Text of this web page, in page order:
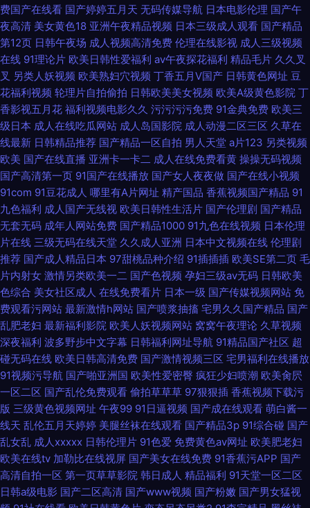
费国产在线看 国产婷婷五月天 无码传媒导航 日本电影伦理 国产午
夜高清 美女黄色18 亚洲午夜精品视频 日本三级成人观看 国产精品
第12页 日韩午夜场 成人视频高清免费 伦理在线影视 成人三级视频
在线 91理论片 欧美日韩性爱福利 av午夜探花福利 精品毛片 久久叉
叉 另类人妖视频 欧美熟妇穴视频 丁香五月V国产 日韩黄色网址 豆
花福利视频 轮理片自拍偷拍 日韩欧美美女视频 欧美A级黄色影院 丁
香影视五月花 福利视频电影久久 污污污污免费 91金典免费 欧美三
级日本 成人在线吃瓜网站 成人岛国影院 成人动漫二区三区 久草在
线最新 日韩精品推荐 国产精品一区自拍 男人天堂 a片123 另类视频
欧美 国产在线直播 亚洲卡一卡二 成人在线免费看黄 操操无码视频
国产高清第一页 91国产在线播放 国产女人夜夜做 国产在线小视频
91com 91豆花成人 哪里有A片网址 精产国品 香蕉视频国产精品 91
九色福利 成人国产无线视 欧美日韩性生活片 国产伦理剧 国产精品
无套无码 成年人网站免费 国产精品1000 91九色在线视频 日本伦理
片在线 三级无码在线天堂 久久成人亚洲 日本中文视频在线 伦理剧
推荐 国产成人精品日本 97甜桃品种介绍 91插插插 欧美SE第二页 毛
片内射女 激情另类欧美一二 国产色视频 孕妇三级av无码 日韩欧美
色综合 美女社区成人 在线免费看片 日本一级 国产传媒视频网站 免
费观看污网站 最新激情h网站 国产喷浆抽搐 宅男久久国产精品 国产
乱肥老妇 最新福利影院 欧美人妖视频网站 窝窝午夜理论 久草视频
深夜福利 波多野步中文字幕 日韩福利网址导航 91精品国产社区 超
碰无码在线 欧美日韩高清免费 国产激情视频三区 宅男福利在线播放
91视频污导航 国产啪亚洲国 欧美性爱密臀 疯狂少妇喷潮 欧美肏屄
一区二区 国产乱伦免费观看 偷拍草草草 97狠狠插 香蕉视频下载污
版 三级黄色视频网址 午夜99 91日逼视频 国产成在线观看 萌白酱一
线天 乱伦五月天婷婷 美腿丝袜在线观看 国产精品3p 91综合碰 国产
乱女乱 成人xxxxx 日韩伦理片 91色爱 免费黄色av网址 欧美肥老妇
欧美在线tv 加勒比在线视屏 国产美女在线免费 91香蕉污APP 国产
高清自拍一区 第一页草草影院 韩日成人 精品福利 91天堂一区二区
日韩a级电影 国产二区高清 国产www视频 国产粉嫩 国产男女猛视